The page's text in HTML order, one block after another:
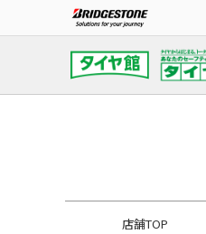
店舗TOP